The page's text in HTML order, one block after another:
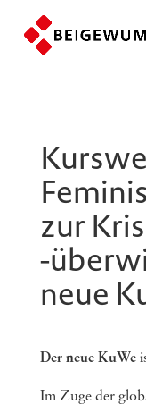
zur
-
neue
Der neue KuWe
Im Zuge der